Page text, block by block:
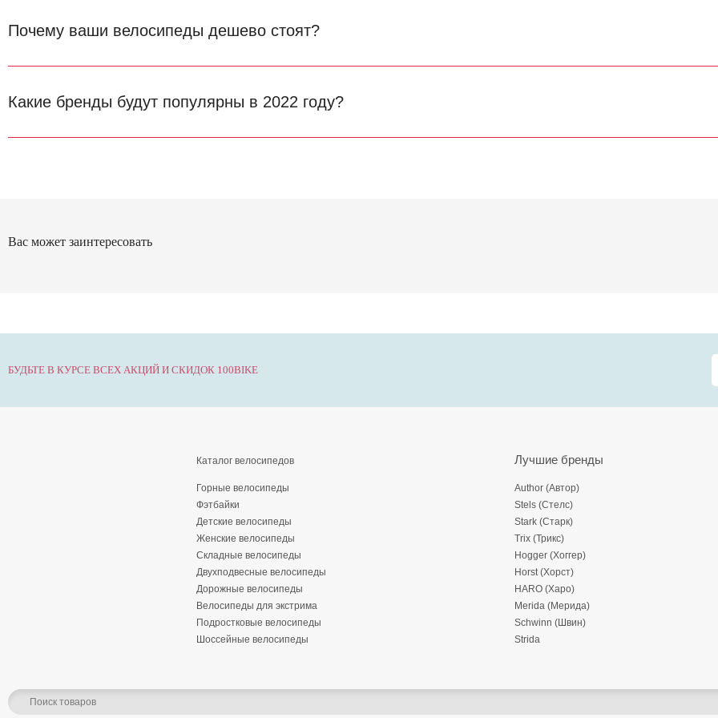
Почему ваши велосипеды дешево стоят?
Какие бренды будут популярны в 2022 году?
Вас может заинтересовать
БУДЬТЕ В КУРСЕ ВСЕХ АКЦИЙ И СКИДОК 100BIKE
Каталог велосипедов
Горные велосипеды
Фэтбайки
Детские велосипеды
Женские велосипеды
Складные велосипеды
Двухподвесные велосипеды
Дорожные велосипеды
Велосипеды для экстрима
Подростковые велосипеды
Шоссейные велосипеды
Лучшие бренды
Author (Автор)
Stels (Стелс)
Stark (Старк)
Trix (Трикс)
Hogger (Хоггер)
Horst (Хорст)
HARO (Харо)
Merida (Мерида)
Schwinn (Швин)
Strida